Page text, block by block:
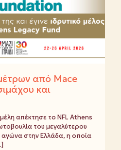
από Mace
και
απέκτησε το NFL Athens
του μεγαλύτερου
αγώνα στην Ελλάδα, η οποία